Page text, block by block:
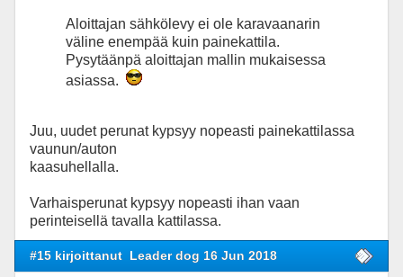
Aloittajan sähkölevy ei ole karavaanarin
väline enempää kuin painekattila.
Pysytäänpä aloittajan mallin mukaisessa
asiassa.
Juu, uudet perunat kypsyy nopeasti painekattilassa
vaunun/auton
kaasuhellalla.
Varhaisperunat kypsyy nopeasti ihan vaan
perinteisellä tavalla kattilassa.
#15 kirjoittanut Leader dog 16 Jun 2018